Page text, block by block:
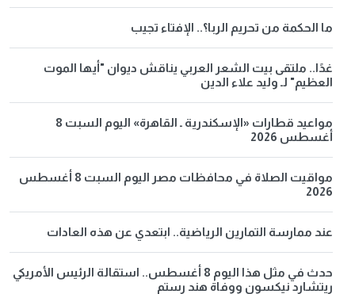
ما الحكمة من تحريم الربا؟.. الإفتاء تجيب
غدًا.. ملتقى بيت الشعر العربي يناقش ديوان "أيها الموت
العظيم" لـ وليد علاء الدين
مواعيد قطارات «الإسكندرية ـ القاهرة» اليوم السبت 8
أغسطس 2026
مواقيت الصلاة في محافظات مصر اليوم السبت 8 أغسطس
2026
عند ممارسة التمارين الرياضية.. ابتعدي عن هذه العادات
حدث في مثل هذا اليوم 8 أغسطس.. استقالة الرئيس الأمريكي
ريتشارد نيكسون ووفاة هند رستم